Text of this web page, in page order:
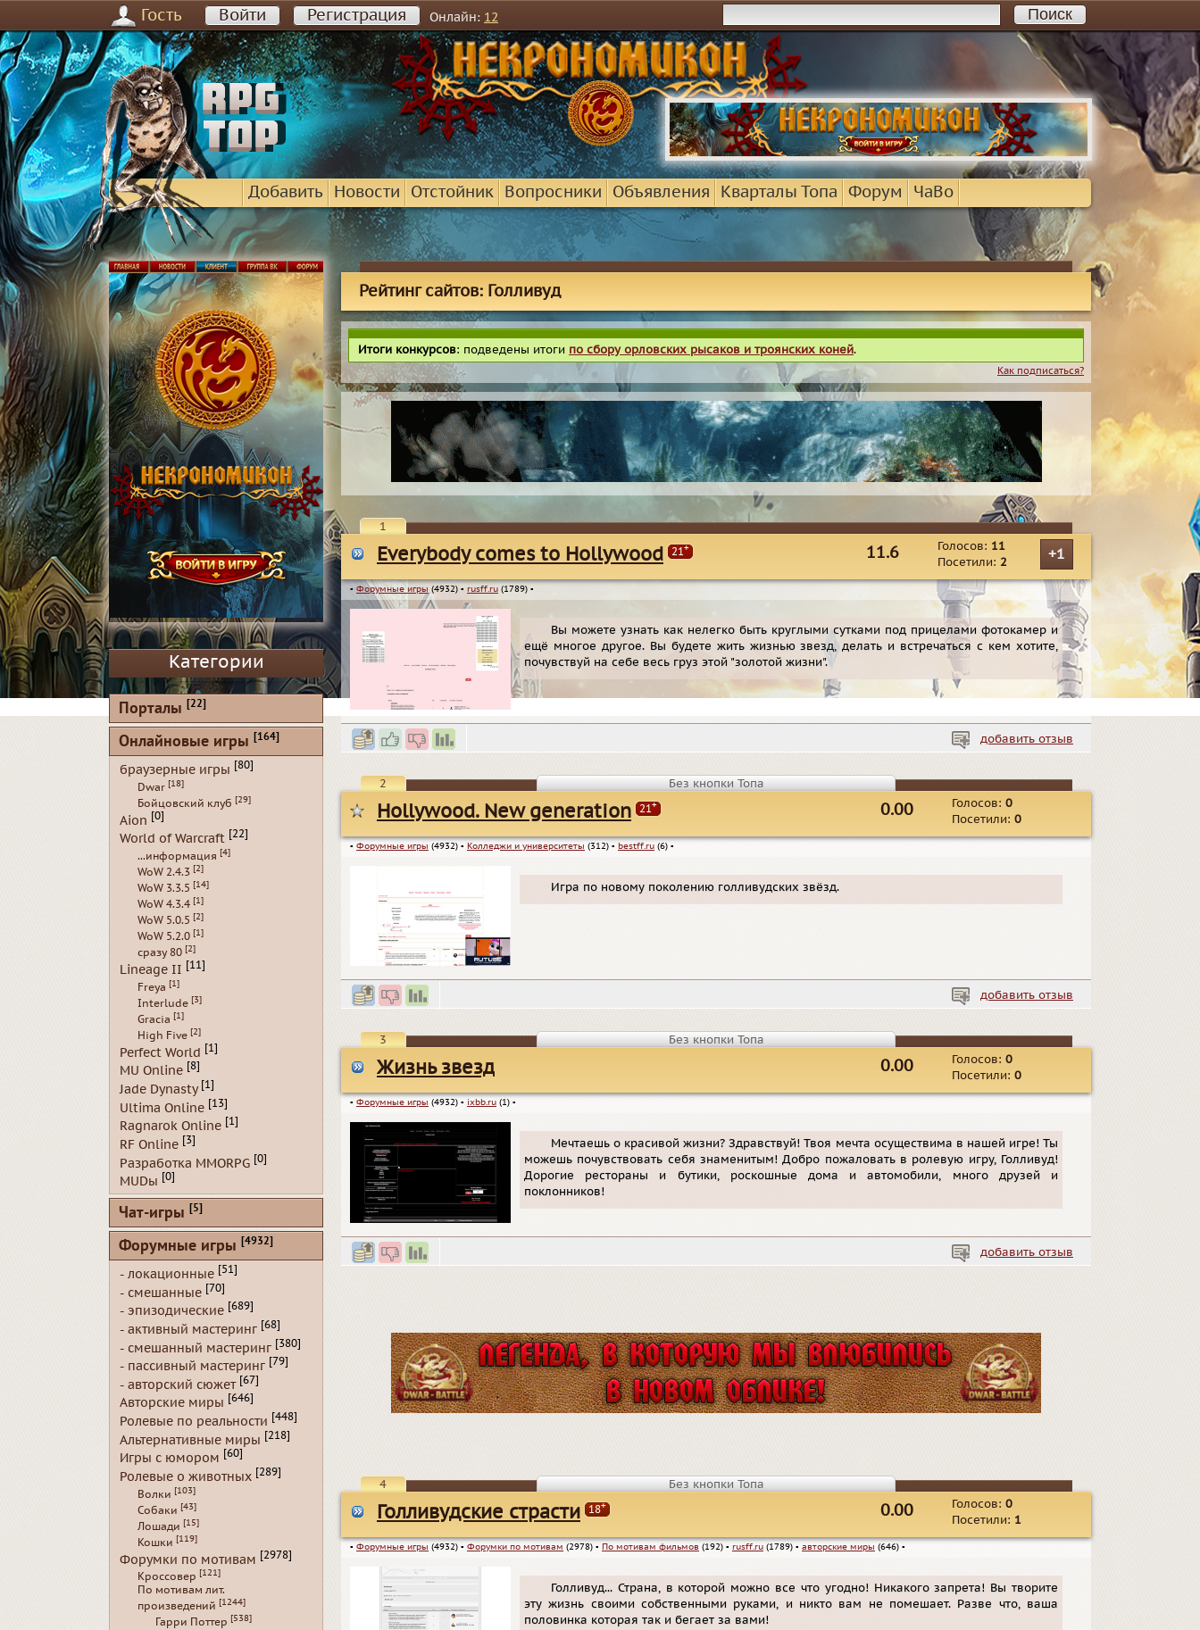
Гость Войти Регистрация Онлайн: 12
Добавить Новости Отстойник Вопросники Объявления Кварталы Топа Форум ЧаВо
Рейтинг сайтов: Голливуд
Итоги конкурсов: подведены итоги по сбору орловских рысаков и троянских коней.
Как подписаться?
1
Everybody comes to Hollywood 21+ +1
Голосов: 11
Посетили: 2
11.6
▪ Форумные игры (4932) ▪ rusff.ru (1789) ▪
Вы можете узнать как нелегко быть круглыми сутками под прицелами фотокамер и
ещё многое другое. Вы будете жить жизнью звезд, делать и встречаться с кем хотите,
почувствуй на себе весь груз этой "золотой жизни".
добавить отзыв
Без кнопки Топа
2
Hollywood. New generation 21+ Голосов: 0
Посетили: 0
0.00
▪ Форумные игры (4932) ▪ Колледжи и университеты (312) ▪ bestff.ru (6) ▪
Игра по новому поколению голливудских звёзд.
добавить отзыв
Без кнопки Топа
3
Жизнь звезд Голосов: 0
Посетили: 0
0.00
▪ Форумные игры (4932) ▪ ixbb.ru (1) ▪
Мечтаешь о красивой жизни? Здравствуй! Твоя мечта осуществима в нашей игре! Ты
можешь почувствовать себя знаменитым! Добро пожаловать в ролевую игру, Голливуд!
Дорогие рестораны и бутики, роскошные дома и автомобили, много друзей и
поклонников!
добавить отзыв
Без кнопки Топа
4
Голливудские страсти 18+ Голосов: 0
Посетили: 1
0.00
▪ Форумные игры (4932) ▪ Форумки по мотивам (2978) ▪ По мотивам фильмов (192) ▪ rusff.ru (1789) ▪ авторские миры (646) ▪
Голливуд... Страна, в которой можно все что угодно! Никакого запрета! Вы творите
эту жизнь своими собственными руками, и никто вам не помешает. Разве что, ваша
половинка которая так и бегает за вами!
Категории
Порталы [22]
Онлайновые игры [164]
браузерные игры [80]
Dwar [18]
Бойцовский клуб [29]
Aion [0]
World of Warcraft [22]
...информация [4]
WoW 2.4.3 [2]
WoW 3.3.5 [14]
WoW 4.3.4 [1]
WoW 5.0.5 [2]
WoW 5.2.0 [1]
сразу 80 [2]
Lineage II [11]
Freya [1]
Interlude [3]
Gracia [1]
High Five [2]
Perfect World [1]
MU Online [8]
Jade Dynasty [1]
Ultima Online [13]
Ragnarok Online [1]
RF Online [3]
Разработка MMORPG [0]
MUDы [0]
Чат-игры [5]
Форумные игры [4932]
- локационные [51]
- смешанные [70]
- эпизодические [689]
- активный мастеринг [68]
- смешанный мастеринг [380]
- пассивный мастеринг [79]
- авторский сюжет [67]
Авторские миры [646]
Ролевые по реальности [448]
Альтернативные миры [218]
Игры с юмором [60]
Ролевые о животных [289]
Волки [103]
Собаки [43]
Лошади [15]
Кошки [119]
Форумки по мотивам [2978]
Кроссовер [121]
По мотивам лит.
произведений [1244]
Гарри Поттер [538]